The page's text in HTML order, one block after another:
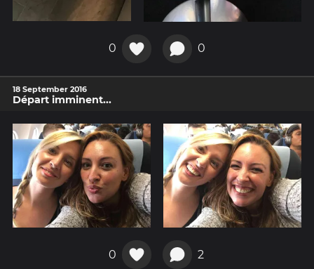
0 0
18 September 2016
Départ imminent...
0 2